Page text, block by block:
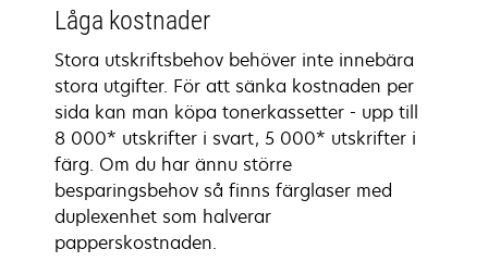
Låga kostnader
Stora utskriftsbehov behöver inte innebära
stora utgifter. För att sänka kostnaden per
sida kan man köpa tonerkassetter - upp till
8 000* utskrifter i svart, 5 000* utskrifter i
färg. Om du har ännu större
besparingsbehov så finns färglaser med
duplexenhet som halverar
papperskostnaden.